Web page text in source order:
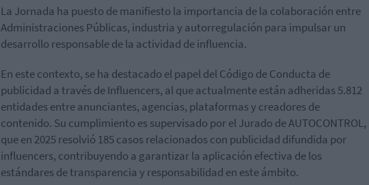
La Jornada ha puesto de manifiesto la importancia de la colaboración entre
Administraciones Públicas, industria y autorregulación para impulsar un
desarrollo responsable de la actividad de influencia.
En este contexto, se ha destacado el papel del Código de Conducta de
publicidad a través de Influencers, al que actualmente están adheridas 5.812
entidades entre anunciantes, agencias, plataformas y creadores de
contenido. Su cumplimiento es supervisado por el Jurado de AUTOCONTROL,
que en 2025 resolvió 185 casos relacionados con publicidad difundida por
influencers, contribuyendo a garantizar la aplicación efectiva de los
estándares de transparencia y responsabilidad en este ámbito.